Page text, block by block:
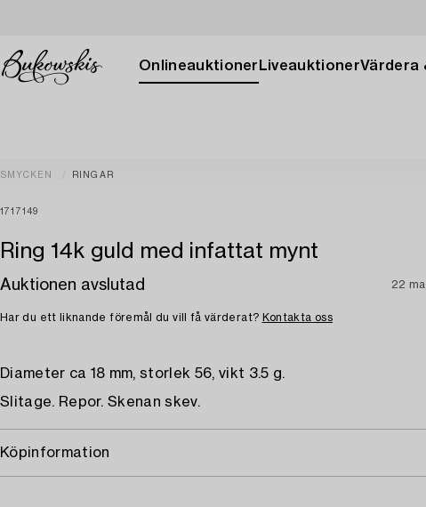
Onlineauktioner LiveauktionerVärdera
SMYCKEN RINGAR
1717149
Ring 14k guld med infattat mynt
Auktionen avslutad 22
Har du ett liknande föremål du vill få värderat? Kontakta oss
Diameter ca 18 mm, storlek 56, vikt 3.5 g.
Slitage. Repor. Skenan skev.
Köpinformation